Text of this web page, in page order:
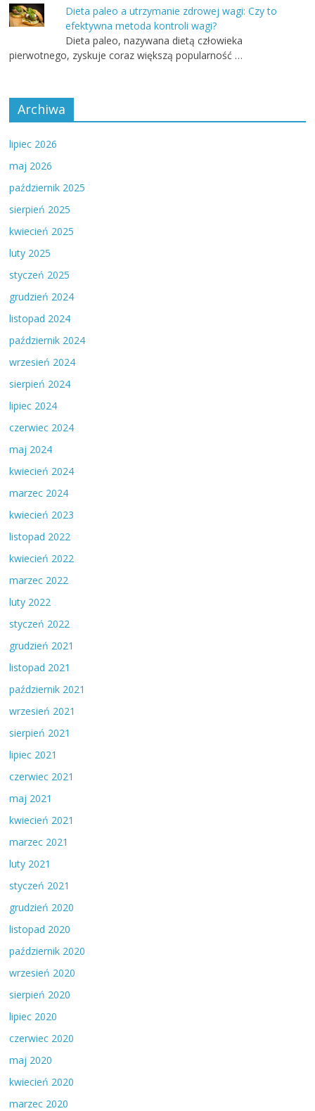
Dieta paleo a utrzymanie zdrowej wagi: Czy to
efektywna metoda kontroli wagi?
Dieta paleo, nazywana dietą człowieka
pierwotnego, zyskuje coraz większą popularność …
Archiwa
lipiec 2026
maj 2026
październik 2025
sierpień 2025
kwiecień 2025
luty 2025
styczeń 2025
grudzień 2024
listopad 2024
październik 2024
wrzesień 2024
sierpień 2024
lipiec 2024
czerwiec 2024
maj 2024
kwiecień 2024
marzec 2024
kwiecień 2023
listopad 2022
kwiecień 2022
marzec 2022
luty 2022
styczeń 2022
grudzień 2021
listopad 2021
październik 2021
wrzesień 2021
sierpień 2021
lipiec 2021
czerwiec 2021
maj 2021
kwiecień 2021
marzec 2021
luty 2021
styczeń 2021
grudzień 2020
listopad 2020
październik 2020
wrzesień 2020
sierpień 2020
lipiec 2020
czerwiec 2020
maj 2020
kwiecień 2020
marzec 2020